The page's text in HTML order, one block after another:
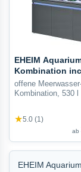
EHEIM
Kombination
530
offene
Kombination, 530 l
★5.0 (1)
ab
EHEIM